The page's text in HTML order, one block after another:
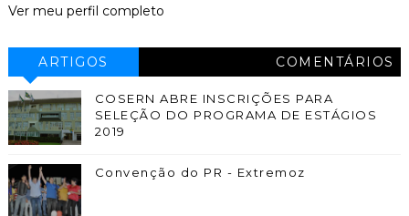
Ver meu perfil completo
ARTIGOS COMENTÁRIOS
COSERN ABRE INSCRIÇÕES PARA
SELEÇÃO DO PROGRAMA DE ESTÁGIOS
2019
Convenção do PR - Extremoz